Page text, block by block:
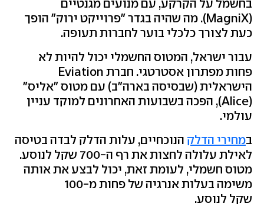
בחשמל על הקרקע, עם מנועים מגנטיים
(MagniX). מה שהיה בגדר "פרוייקט ירוק" הופך
כעת לצורך כלכלי בוער לחברות תעופה.
עבור ישראל, המטוס החשמלי יכול להיות לא
פחות מפתרון אסטרטגי. חברת Eviation
הישראלית (שבסיסה בארה"ב) עם מטוס "אליס"
(Alice), הפכה בשבועות האחרונים למוקד עניין
עולמי.
במחירי הדלק הנוכחיים, עלות הדלק לבדה בטיסה
לאילת עלולה לחצות את רף ה-700 שקל לנוסע.
מטוס חשמלי, לעומת זאת, יכול לבצע את אותה
משימה בעלות אנרגיה של פחות מ-100
שקל לנוסע.